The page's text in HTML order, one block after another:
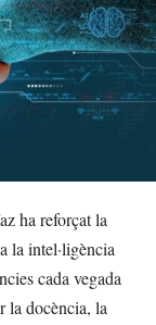
ha reforçat la
la intel·ligència
cada vegada
la docència, la